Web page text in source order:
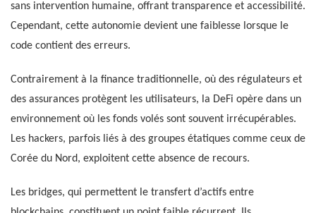
sans intervention humaine, offrant transparence et accessibilité.
Cependant, cette autonomie devient une faiblesse lorsque le
code contient des erreurs.
Contrairement à la finance traditionnelle, où des régulateurs et
des assurances protègent les utilisateurs, la DeFi opère dans un
environnement où les fonds volés sont souvent irrécupérables.
Les hackers, parfois liés à des groupes étatiques comme ceux de
Corée du Nord, exploitent cette absence de recours.
Les bridges, qui permettent le transfert d’actifs entre